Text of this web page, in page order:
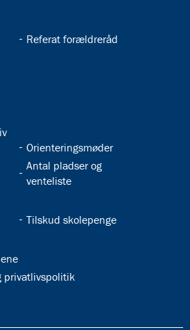
32.23:
Referat forældreråd
32.29:
Orienteringsmøder
32.31:
Antal pladser og
venteliste
32.34:
Tilskud skolepenge
privatlivspolitik